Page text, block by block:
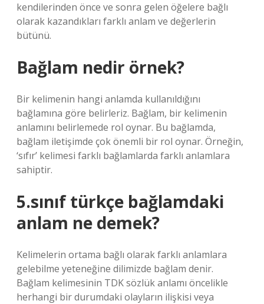
kendilerinden önce ve sonra gelen öğelere bağlı
olarak kazandıkları farklı anlam ve değerlerin
bütünü.
Bağlam nedir örnek?
Bir kelimenin hangi anlamda kullanıldığını
bağlamına göre belirleriz. Bağlam, bir kelimenin
anlamını belirlemede rol oynar. Bu bağlamda,
bağlam iletişimde çok önemli bir rol oynar. Örneğin,
‘sıfır’ kelimesi farklı bağlamlarda farklı anlamlara
sahiptir.
5.sınıf türkçe bağlamdaki
anlam ne demek?
Kelimelerin ortama bağlı olarak farklı anlamlara
gelebilme yeteneğine dilimizde bağlam denir.
Bağlam kelimesinin TDK sözlük anlamı öncelikle
herhangi bir durumdaki olayların ilişkisi veya